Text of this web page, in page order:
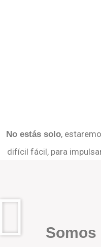
No estás solo,
difícil fácil, para
Estamos
duraderos y disfrutar
Somos